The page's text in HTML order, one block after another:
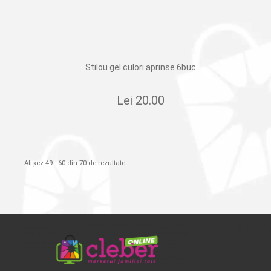
Stilou gel culori aprinse 6buc
Lei 20.00
Afișez 49 - 60 din 70 de rezultate